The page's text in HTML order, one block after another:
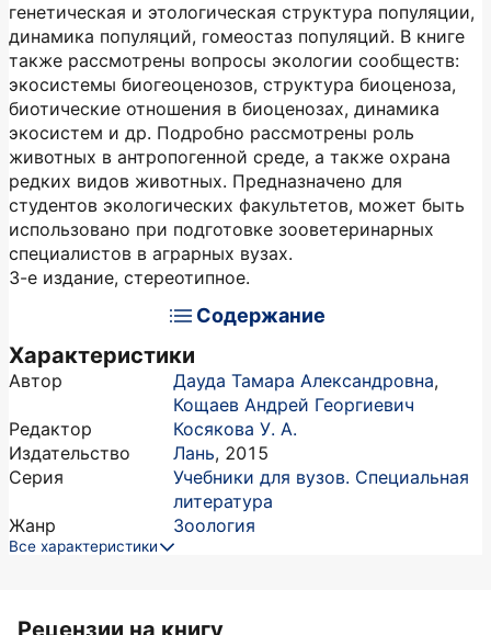
генетическая и этологическая структура популяции,
динамика популяций, гомеостаз популяций. В книге
также рассмотрены вопросы экологии сообществ:
экосистемы биогеоценозов, структура биоценоза,
биотические отношения в биоценозах, динамика
экосистем и др. Подробно рассмотрены роль
животных в антропогенной среде, а также охрана
редких видов животных. Предназначено для
студентов экологических факультетов, может быть
использовано при подготовке зооветеринарных
специалистов в аграрных вузах.
3-е издание, стереотипное.
Содержание
Характеристики
Автор Дауда Тамара Александровна,
Кощаев Андрей Георгиевич
Редактор
Косякова У. А.
Издательство
Лань, 2015
Серия
Учебники для вузов. Специальная
литература
Жанр
Зоология
Все характеристики
Рецензии на книгу